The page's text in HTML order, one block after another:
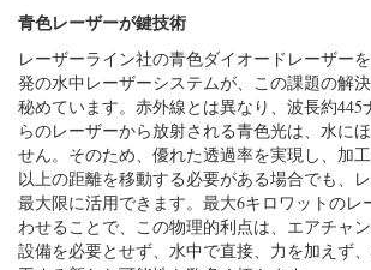
青色レーザーが鍵技術
レーザーライン社の青色ダイオードレーザー
発の水中レーザーシステムが、この課題の解
秘めています。赤外線とは異なり、波長約445
らのレーザーから放射される青色光は、水に
せん。そのため、優れた透過率を実現し、加
以上の距離を移動する必要がある場合でも、
最大限に活用できます。最大6キロワットのレ
わせることで、この物理的利点は、エアチャ
設備を必要とせず、水中で直接、力を加えず